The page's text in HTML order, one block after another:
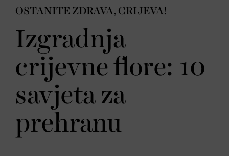
OSTANITE ZDRAVA, CRIJEVA!
Izgradnja
crijevne flore: 10
savjeta za
prehranu